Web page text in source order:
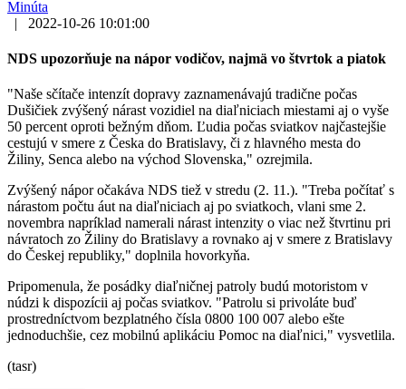
Minúta
|
2022-10-26 10:01:00
NDS upozorňuje na nápor vodičov, najmä vo štvrtok a piatok
"Naše sčítače intenzít dopravy zaznamenávajú tradične počas
Dušičiek zvýšený nárast vozidiel na diaľniciach miestami aj o vyše
50 percent oproti bežným dňom. Ľudia počas sviatkov najčastejšie
cestujú v smere z Česka do Bratislavy, či z hlavného mesta do
Žiliny, Senca alebo na východ Slovenska," ozrejmila.
Zvýšený nápor očakáva NDS tiež v stredu (2. 11.). "Treba počítať s
nárastom počtu áut na diaľniciach aj po sviatkoch, vlani sme 2.
novembra napríklad namerali nárast intenzity o viac než štvrtinu pri
návratoch zo Žiliny do Bratislavy a rovnako aj v smere z Bratislavy
do Českej republiky," doplnila hovorkyňa.
Pripomenula, že posádky diaľničnej patroly budú motoristom v
núdzi k dispozícii aj počas sviatkov. "Patrolu si privoláte buď
prostredníctvom bezplatného čísla 0800 100 007 alebo ešte
jednoduchšie, cez mobilnú aplikáciu Pomoc na diaľnici," vysvetlila.
(tasr)